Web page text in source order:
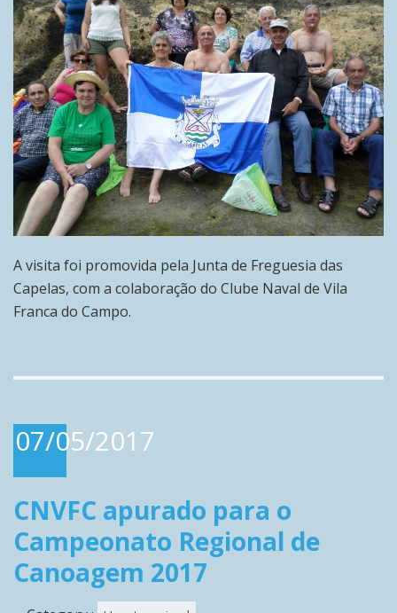
A visita foi promovida pela Junta de Freguesia das
Capelas, com a colaboração do Clube Naval de Vila
Franca do Campo.
07/05/2017
CNVFC apurado para o
Campeonato Regional de
Canoagem 2017